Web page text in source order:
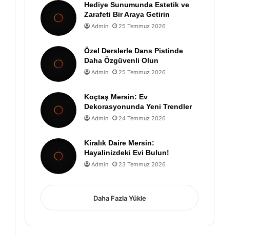
Hediye Sunumunda Estetik ve
Zarafeti Bir Araya Getirin
Admin 25 Temmuz 2026
Özel Derslerle Dans Pistinde
Daha Özgüvenli Olun
Admin 25 Temmuz 2026
Koçtaş Mersin: Ev
Dekorasyonunda Yeni Trendler
Admin 24 Temmuz 2026
Kiralık Daire Mersin:
Hayalinizdeki Evi Bulun!
Admin 23 Temmuz 2026
Daha Fazla Yükle